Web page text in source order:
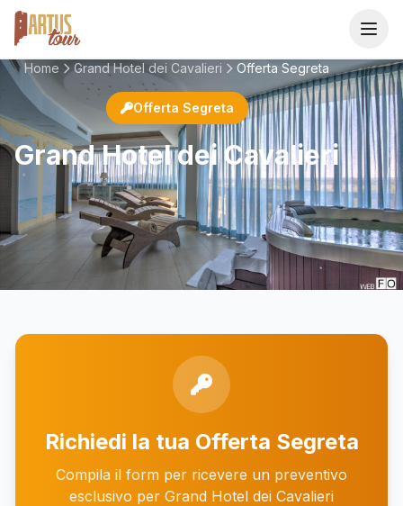
Home
Catalogo
Destinazioni
I Consigliati
Home Grand Hotel dei Cavalieri Offerta Segreta
Offerta Segreta
Grand Hotel dei Cavalieri
Richiedi la tua Offerta Segreta
Compila il form per ricevere un preventivo
esclusivo per Grand Hotel dei Cavalieri